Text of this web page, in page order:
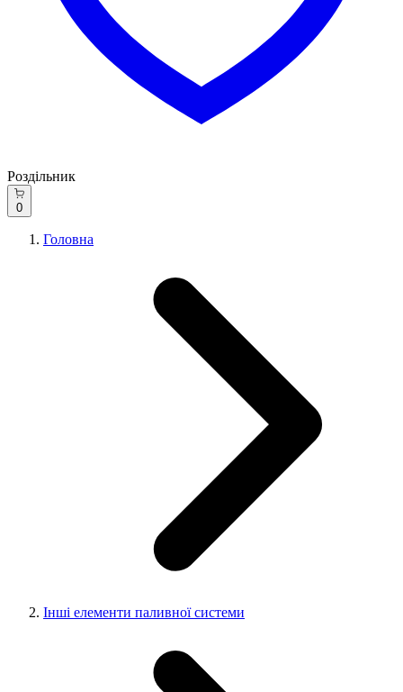
Роздільник
0
Головна
Інші елементи паливної системи